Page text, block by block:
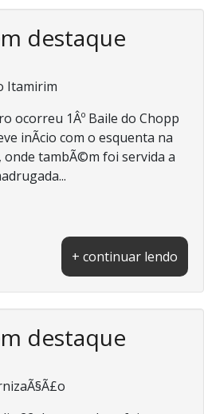
destaque
Itamirim
ocorreu 1Âº Baile do Chopp
inÃ­cio com o esquenta na
onde tambÃ©m foi servida a
+ continuar lendo
destaque